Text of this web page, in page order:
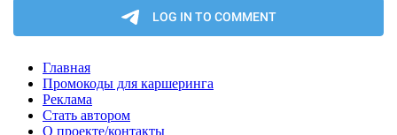
Главная
Промокоды для каршеринга
Реклама
Стать автором
О проекте/контакты